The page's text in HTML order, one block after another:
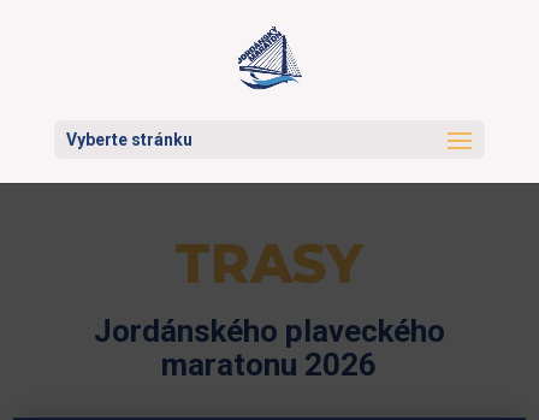
Vyberte stránku
TRASY
Jordánského plaveckého
maratonu 2026